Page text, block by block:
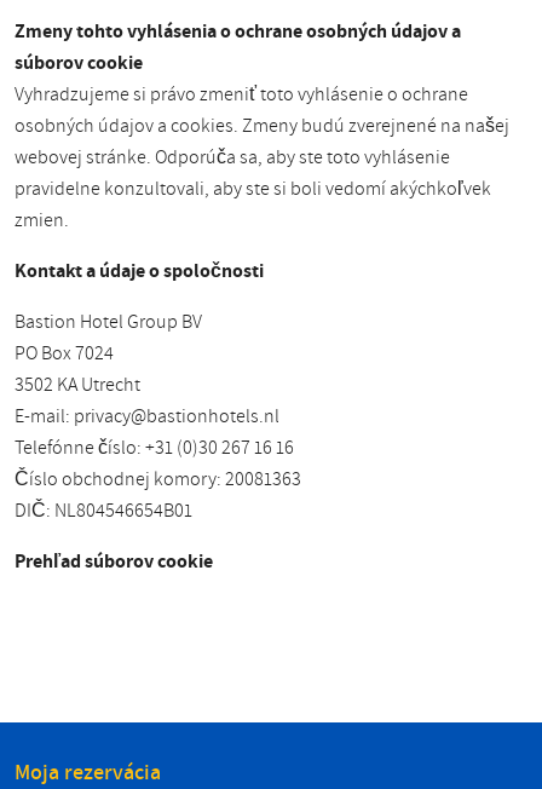
Zmeny tohto vyhlásenia o ochrane osobných údajov a
súborov cookie
Vyhradzujeme si právo zmeniť toto vyhlásenie o ochrane
osobných údajov a cookies. Zmeny budú zverejnené na našej
webovej stránke. Odporúča sa, aby ste toto vyhlásenie
pravidelne konzultovali, aby ste si boli vedomí akýchkoľvek
zmien.
Kontakt a údaje o spoločnosti
Bastion Hotel Group BV
PO Box 7024
3502 KA Utrecht
E-mail: privacy@bastionhotels.nl
Telefónne číslo: +31 (0)30 267 16 16
Číslo obchodnej komory: 20081363
DIČ: NL804546654B01
Prehľad súborov cookie
Moja rezervácia